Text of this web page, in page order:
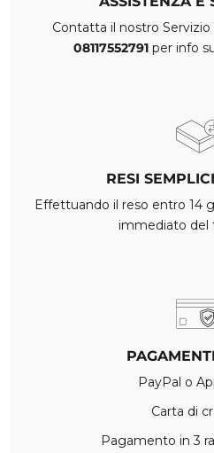
Contatta il nostro
08117552791 per info
RESI
Effettuando il reso entro 14
immediato del
PayPal o
Carta di
Pagamento in 3